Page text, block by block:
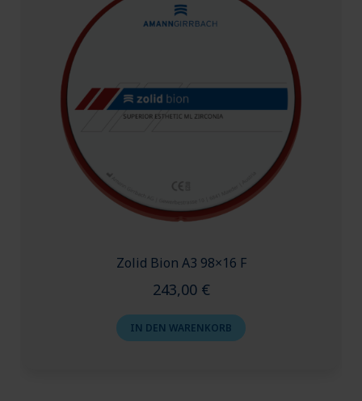
Zolid Bion A3 98×16 F
243,00 €
IN DEN WARENKORB